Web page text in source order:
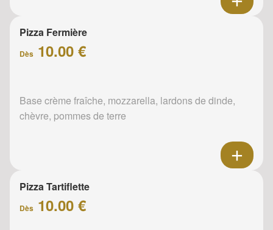
Pizza Fermière
Dès 10.00 €
Base crème fraîche, mozzarella, lardons de dinde,
chèvre, pommes de terre
Pizza Tartiflette
Dès 10.00 €